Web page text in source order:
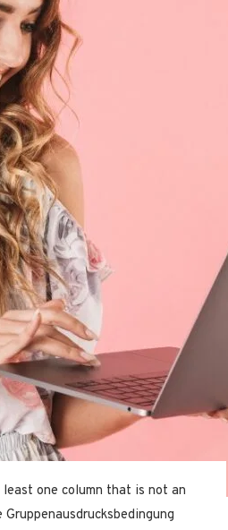
one column that is not an